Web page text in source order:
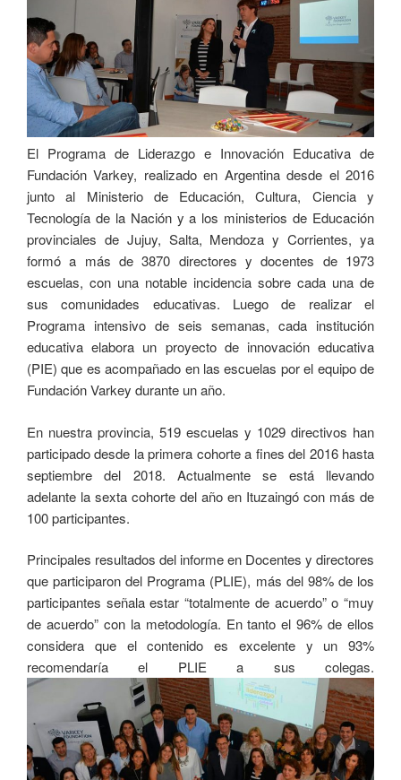
El Programa de Liderazgo e Innovación Educativa de
Fundación Varkey, realizado en Argentina desde el 2016
junto al Ministerio de Educación, Cultura, Ciencia y
Tecnología de la Nación y a los ministerios de Educación
provinciales de Jujuy, Salta, Mendoza y Corrientes, ya
formó a más de 3870 directores y docentes de 1973
escuelas, con una notable incidencia sobre cada una de
sus comunidades educativas. Luego de realizar el
Programa intensivo de seis semanas, cada institución
educativa elabora un proyecto de innovación educativa
(PIE) que es acompañado en las escuelas por el equipo de
Fundación Varkey durante un año.
En nuestra provincia, 519 escuelas y 1029 directivos han
participado desde la primera cohorte a fines del 2016 hasta
septiembre del 2018. Actualmente se está llevando
adelante la sexta cohorte del año en Ituzaingó con más de
100 participantes.
Principales resultados del informe en Docentes y directores
que participaron del Programa (PLIE), más del 98% de los
participantes señala estar “totalmente de acuerdo” o “muy
de acuerdo” con la metodología. En tanto el 96% de ellos
considera que el contenido es excelente y un 93%
recomendaría el PLIE a sus colegas.